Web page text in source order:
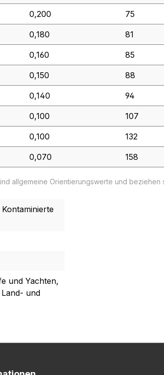
0,200 75
0,180 81
0,160 85
0,150 88
0,140 94
0,100 107
0,100 132
0,070 158
allgemeine Orientierungswerte und
und Yachten,
und